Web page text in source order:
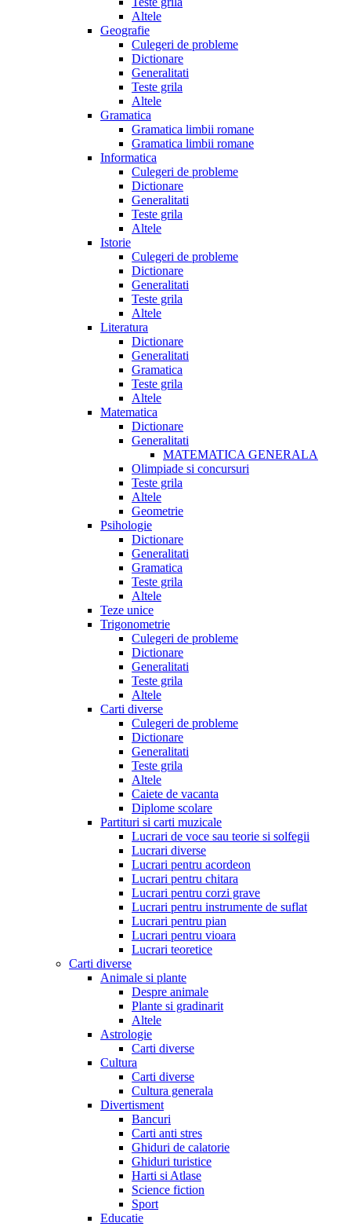
Altele
Geografie
Culegeri de probleme
Dictionare
Generalitati
Teste grila
Altele
Gramatica
Gramatica limbii romane
Gramatica limbii romane
Informatica
Culegeri de probleme
Dictionare
Generalitati
Teste grila
Altele
Istorie
Culegeri de probleme
Dictionare
Generalitati
Teste grila
Altele
Literatura
Dictionare
Generalitati
Gramatica
Teste grila
Altele
Matematica
Dictionare
Generalitati
MATEMATICA GENERALA
Olimpiade si concursuri
Teste grila
Altele
Geometrie
Psihologie
Dictionare
Generalitati
Gramatica
Teste grila
Altele
Teze unice
Trigonometrie
Culegeri de probleme
Dictionare
Generalitati
Teste grila
Altele
Carti diverse
Culegeri de probleme
Dictionare
Generalitati
Teste grila
Altele
Caiete de vacanta
Diplome scolare
Partituri si carti muzicale
Lucrari de voce sau teorie si solfegii
Lucrari diverse
Lucrari pentru acordeon
Lucrari pentru chitara
Lucrari pentru corzi grave
Lucrari pentru instrumente de suflat
Lucrari pentru pian
Lucrari pentru vioara
Lucrari teoretice
Carti diverse
Animale si plante
Despre animale
Plante si gradinarit
Altele
Astrologie
Carti diverse
Cultura
Carti diverse
Cultura generala
Divertisment
Bancuri
Carti anti stres
Ghiduri de calatorie
Ghiduri turistice
Harti si Atlase
Science fiction
Sport
Educatie